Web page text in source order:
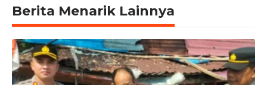
Berita Menarik Lainnya